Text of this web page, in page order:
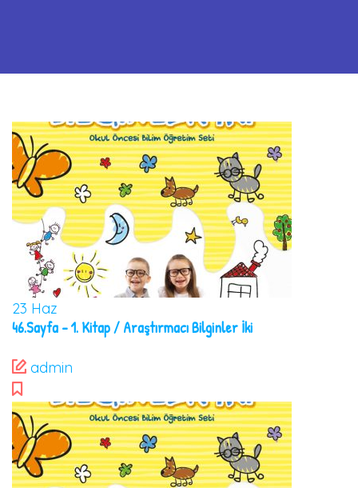
23 Haz
46.Sayfa – 1. Kitap / Araştırmacı Bilginler İki
admin